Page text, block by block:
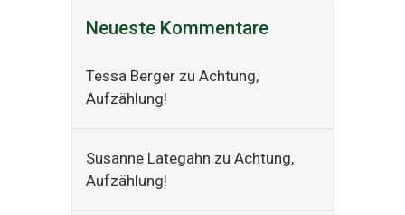
Neueste Kommentare
Tessa Berger zu Achtung,
Aufzählung!
Susanne Lategahn zu Achtung,
Aufzählung!